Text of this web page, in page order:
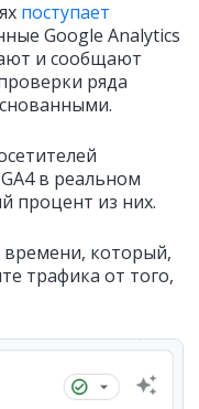
поступает
Google Analytics
и сообщают
ряда
в реальном
процент из них.
который,
трафика от того,